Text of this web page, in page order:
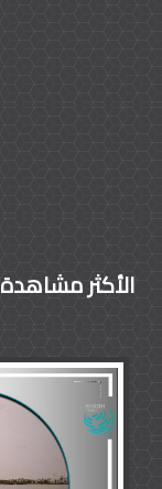
الأكثر مشاهدة